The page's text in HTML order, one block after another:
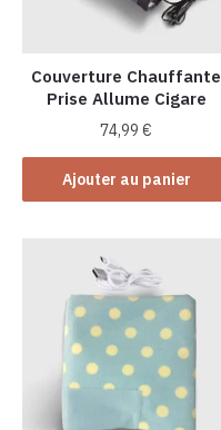
Couverture Chauffante
Prise Allume Cigare
74,99€
Ajouter au panier